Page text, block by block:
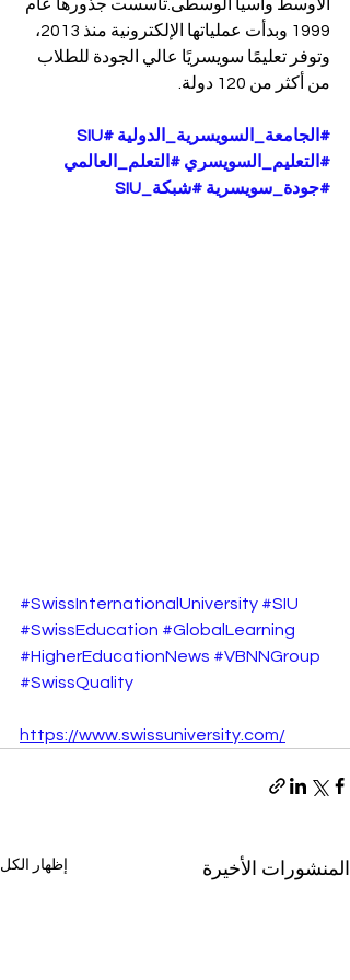
الأوسط وآسيا الوسطى.تأسست جذورها عام
1999 وبدأت عملياتها الإلكترونية منذ 2013،
وتوفر تعليمًا سويسريًا عالي الجودة للطلاب
من أكثر من 120 دولة.
#الجامعة_السويسرية_الدولية #SIU
#التعليم_السويسري #التعلم_العالمي
#جودة_سويسرية #شبكة_SIU
#SwissInternationalUniversity #SIU
#SwissEducation #GlobalLearning
#HigherEducationNews #VBNNGroup
#SwissQuality
https://www.swissuniversity.com/
المنشورات الأخيرة إظهار الكل